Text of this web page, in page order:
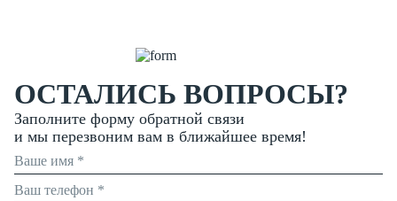
ОСТАЛИСЬ ВОПРОСЫ?
Заполните форму обратной связи
и мы перезвоним вам в ближайшее время!